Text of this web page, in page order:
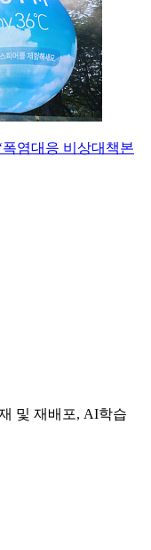
염대응 비상대책본
및 재배포, AI학습